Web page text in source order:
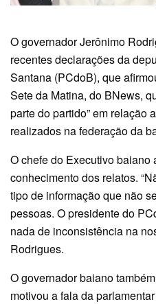
O governador Jerônimo
recentes declarações da
Santana (PCdoB), que
Sete da Matina, do BNews,
parte do partido” em relação
realizados na federação da
O chefe do Executivo baiano
conhecimento dos relatos.
tipo de informação que não
pessoas. O presidente do
nada de inconsistência na
Rodrigues.
O governador baiano
motivou a fala da